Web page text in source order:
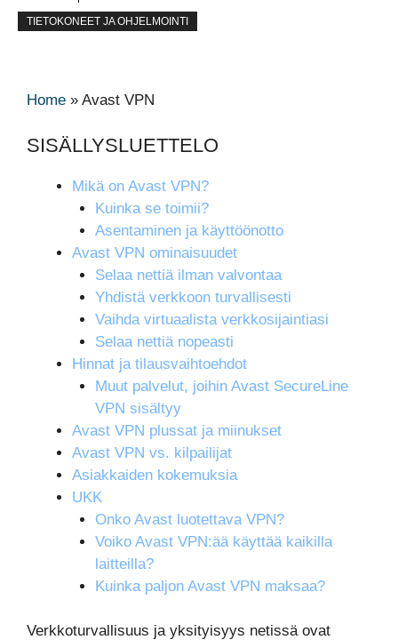
TIETOKONEET JA OHJELMOINTI
Home » Avast VPN
SISÄLLYSLUETTELO
Mikä on Avast VPN?
Kuinka se toimii?
Asentaminen ja käyttöönotto
Avast VPN ominaisuudet
Selaa nettiä ilman valvontaa
Yhdistä verkkoon turvallisesti
Vaihda virtuaalista verkkosijaintiasi
Selaa nettiä nopeasti
Hinnat ja tilausvaihtoehdot
Muut palvelut, joihin Avast SecureLine
VPN sisältyy
Avast VPN plussat ja miinukset
Avast VPN vs. kilpailijat
Asiakkaiden kokemuksia
UKK
Onko Avast luotettava VPN?
Voiko Avast VPN:ää käyttää kaikilla
laitteilla?
Kuinka paljon Avast VPN maksaa?
Verkkoturvallisuus ja yksityisyys netissä ovat